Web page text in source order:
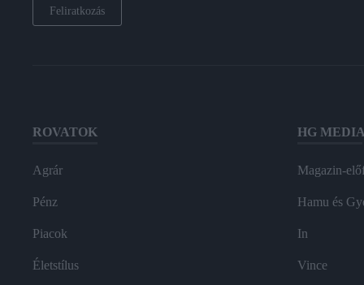
Feliratkozás
ROVATOK
Agrár
Pénz
Piacok
Életstílus
HG MEDIA
Magazin-
Hamu és
In
Vince